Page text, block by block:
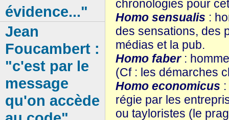
chronologies pour
Homo sensualis :
des sensations, des
médias et la pub.
Homo faber:
(Cf : les démarches
Homo economicus
régie par les
ou tayloristes (le
évidence..."
Jean
Foucambert :
"c'est par le
message
qu'on accède